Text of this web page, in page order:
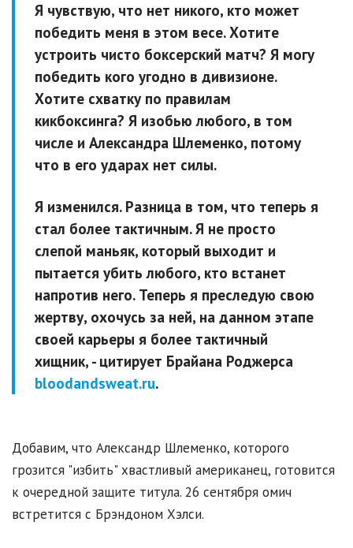
Я чувствую, что нет никого, кто может
победить меня в этом весе. Хотите
устроить чисто боксерский матч? Я могу
победить кого угодно в дивизионе.
Хотите схватку по правилам
кикбоксинга? Я изобью любого, в том
числе и Александра Шлеменко, потому
что в его ударах нет силы.
Я изменился. Разница в том, что теперь я
стал более тактичным. Я не просто
слепой маньяк, который выходит и
пытается убить любого, кто встанет
напротив него. Теперь я преследую свою
жертву, охочусь за ней, на данном этапе
своей карьеры я более тактичный
хищник, - цитирует Брайана Роджерса
bloodandsweat.ru.
Добавим, что Александр Шлеменко, которого
грозится "избить" хвастливый американец, готовится
к очередной защите титула. 26 сентября омич
встретится с Брэндоном Хэлси.